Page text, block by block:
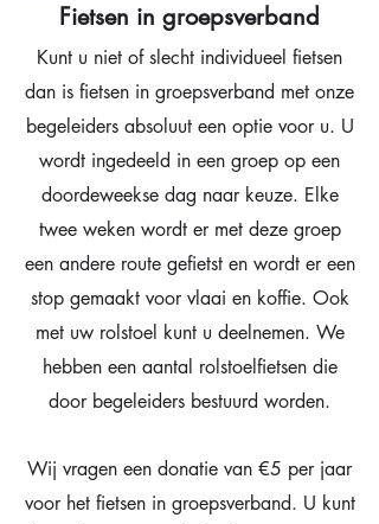
Fietsen in groepsverband
Kunt u niet of slecht individueel fietsen
dan is fietsen in groepsverband met onze
begeleiders absoluut een optie voor u. U
wordt ingedeeld in een groep op een
doordeweekse dag naar keuze. Elke
twee weken wordt er met deze groep
een andere route gefietst en wordt er een
stop gemaakt voor vlaai en koffie. Ook
met uw rolstoel kunt u deelnemen. We
hebben een aantal rolstoelfietsen die
door begeleiders bestuurd worden.
Wij vragen een donatie van €5 per jaar
voor het fietsen in groepsverband. U kunt